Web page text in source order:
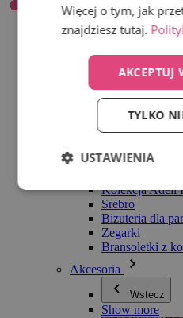
Wszystko w
Bransoletki
Kolekcja Adéli
Srebro
Biżuteria dla par
Zegarki
Bransoletki z
Akcesoria
Wstecz
Show more
Więcej o tym, jak
znajdziesz tutaj.
AKCEPTUJ
TYLKO
USTAWIENIA